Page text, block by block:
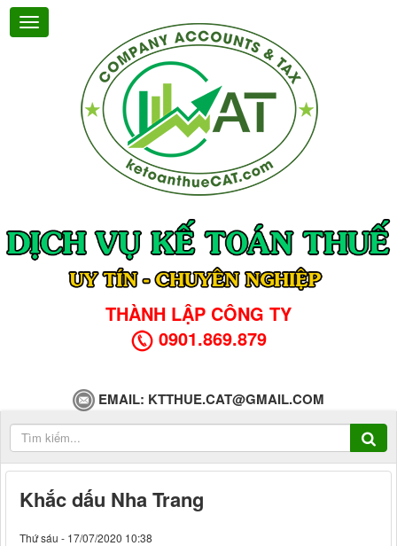
THÀNH LẬP CÔNG TY
0901.869.879
EMAIL: KTTHUE.CAT@GMAIL.COM
Khắc dấu Nha Trang
Thứ sáu - 17/07/2020 10:38